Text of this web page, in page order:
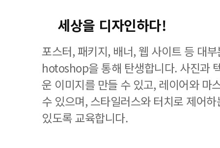
세상을 디자인하다!
포스터, 패키지, 배너, 웹 사이트 등 대
hotoshop을 통해 탄생합니다. 사진과
운 이미지를 만들 수 있고, 레이어와 마
수 있으며, 스타일러스와 터치로 제어
있도록 교육합니다.